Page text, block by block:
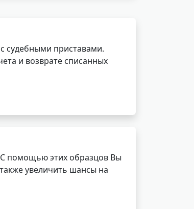
судебными приставами.
и возврате списанных
С помощью этих образцов Вы
увеличить шансы на